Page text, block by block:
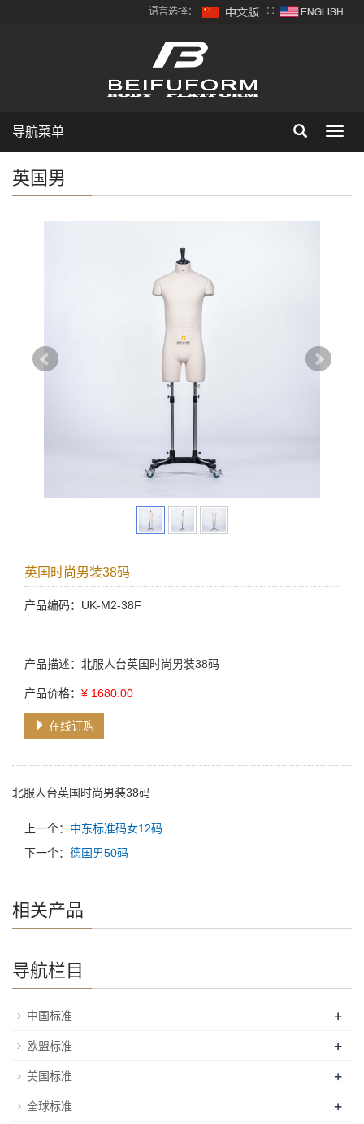
语言选择： ∷
导航菜单
英国男
英国时尚男装38码
产品编码：UK-M2-38F
产品描述：北服人台英国时尚男装38码
产品价格： ¥ 1680.00
在线订购
北服人台英国时尚男装38码
上一个： 中东标准码女12码
下一个： 德国男50码
相关产品
导航栏目
中国标准 +
欧盟标准 +
美国标准 +
全球标准 +